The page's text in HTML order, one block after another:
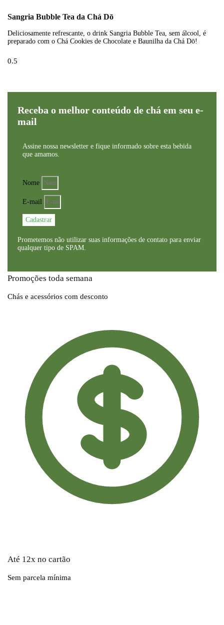
Sangria Bubble Tea da Chá Dō
Deliciosamente refrescante, o drink Sangria Bubble Tea, sem álcool, é
preparado com o Chá Cookies de Chocolate e Baunilha da Chá Dō!
Receba o melhor conteúdo de chá em seu e-
mail
Assine nossa newsletter e fique informado sobre esta bebida
que amamos.
Nome
E-mail
Cadastrar
Prometemos não utilizar suas informações de contato para enviar
qualquer tipo de SPAM.
Promoções toda semana
Chás e acessórios com desconto
Até 12x no cartão
Sem parcela mínima